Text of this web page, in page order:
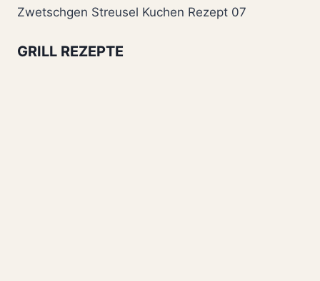
Zwetschgen Streusel Kuchen Rezept 07
GRILL REZEPTE